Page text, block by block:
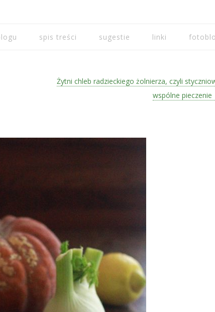
spis treści sugestie linki
Żytni chleb radzieckiego żolnierza, czyli
wspólne pieczenie